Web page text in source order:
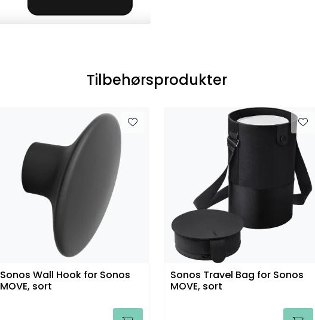
Tilbehørsprodukter
Sonos Wall Hook for Sonos
MOVE, sort
Sonos Travel Bag for Sonos
MOVE, sort